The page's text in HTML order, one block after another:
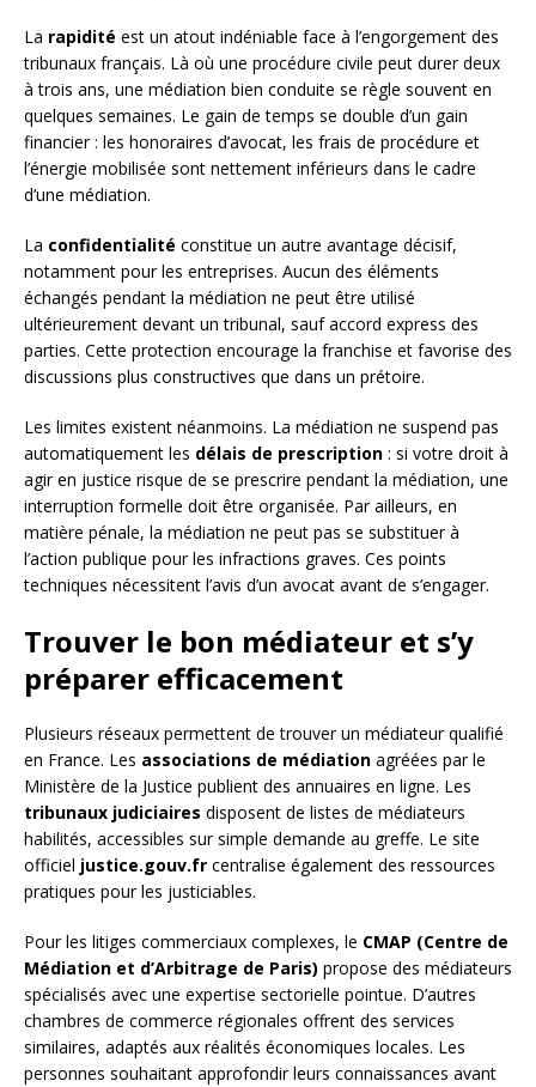
La rapidité est un atout indéniable face à l’engorgement des
tribunaux français. Là où une procédure civile peut durer deux
à trois ans, une médiation bien conduite se règle souvent en
quelques semaines. Le gain de temps se double d’un gain
financier : les honoraires d’avocat, les frais de procédure et
l’énergie mobilisée sont nettement inférieurs dans le cadre
d’une médiation.
La confidentialité constitue un autre avantage décisif,
notamment pour les entreprises. Aucun des éléments
échangés pendant la médiation ne peut être utilisé
ultérieurement devant un tribunal, sauf accord express des
parties. Cette protection encourage la franchise et favorise des
discussions plus constructives que dans un prétoire.
Les limites existent néanmoins. La médiation ne suspend pas
automatiquement les délais de prescription : si votre droit à
agir en justice risque de se prescrire pendant la médiation, une
interruption formelle doit être organisée. Par ailleurs, en
matière pénale, la médiation ne peut pas se substituer à
l’action publique pour les infractions graves. Ces points
techniques nécessitent l’avis d’un avocat avant de s’engager.
Trouver le bon médiateur et s’y
préparer efficacement
Plusieurs réseaux permettent de trouver un médiateur qualifié
en France. Les associations de médiation agréées par le
Ministère de la Justice publient des annuaires en ligne. Les
tribunaux judiciaires disposent de listes de médiateurs
habilités, accessibles sur simple demande au greffe. Le site
officiel justice.gouv.fr centralise également des ressources
pratiques pour les justiciables.
Pour les litiges commerciaux complexes, le CMAP (Centre de
Médiation et d’Arbitrage de Paris) propose des médiateurs
spécialisés avec une expertise sectorielle pointue. D’autres
chambres de commerce régionales offrent des services
similaires, adaptés aux réalités économiques locales. Les
personnes souhaitant approfondir leurs connaissances avant